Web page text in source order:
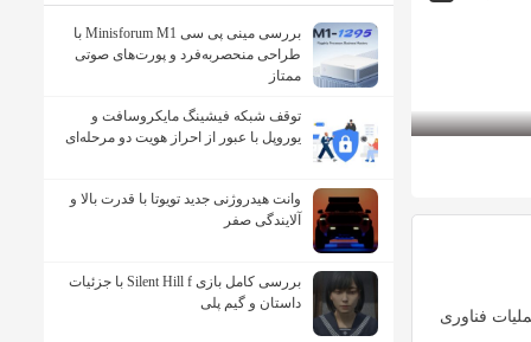
فناوری
بررسی مینی پی ‌سی Minisforum M1 با
طراحی منحصربه‌فرد و پورت‌های صوتی
ممتاز
توقف شبکه فیشینگ مایکروسافت و
یوروپل با عبور از احراز هویت دو مرحله‌ای
وانت هیدروژنی جدید تویوتا با قدرت بالا و
آلایندگی صفر
بررسی کامل بازی Silent Hill f با جزئیات
داستان و گیم پلی